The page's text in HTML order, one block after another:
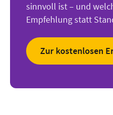
sinnvoll ist – und
Empfehlung statt
Zur kostenlosen